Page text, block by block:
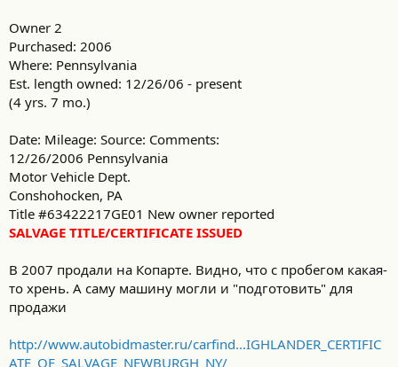
Owner 2
Purchased: 2006
Where: Pennsylvania
Est. length owned: 12/26/06 - present
(4 yrs. 7 mo.)
Date: Mileage: Source: Comments:
12/26/2006 Pennsylvania
Motor Vehicle Dept.
Conshohocken, PA
Title #63422217GE01 New owner reported
SALVAGE TITLE/CERTIFICATE ISSUED
В 2007 продали на Копарте. Видно, что с пробегом какая-
то хрень. А саму машину могли и "подготовить" для
продажи
http://www.autobidmaster.ru/carfind...IGHLANDER_CERTIFIC
ATE_OF_SALVAGE_NEWBURGH_NY/